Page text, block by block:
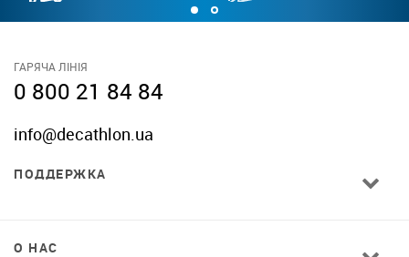
ГАРЯЧА ЛІНІЯ
0 800 21 84 84
info@decathlon.ua
ПОДДЕРЖКА
О НАС